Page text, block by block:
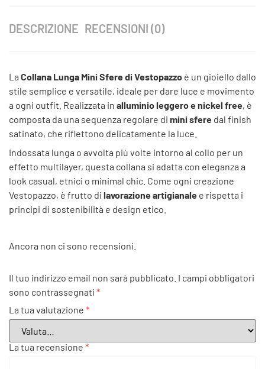
DESCRIZIONE RECENSIONI (0)
La Collana Lunga Mini Sfere di Vestopazzo è un gioiello dallo
stile semplice e versatile, ideale per dare luce e movimento
a ogni outfit. Realizzata in alluminio leggero e nickel free, è
composta da una sequenza regolare di mini sfere dal finish
satinato, che riflettono delicatamente la luce.
Indossata lunga o avvolta più volte intorno al collo per un
effetto multilayer, questa collana si adatta con eleganza a
look casual, etnici o minimal chic. Come ogni creazione
Vestopazzo, è frutto di lavorazione artigianale e rispetta i
principi di sostenibilità e design etico.
Ancora non ci sono recensioni.
Il tuo indirizzo email non sarà pubblicato. I campi obbligatori
sono contrassegnati *
La tua valutazione *
La tua recensione *